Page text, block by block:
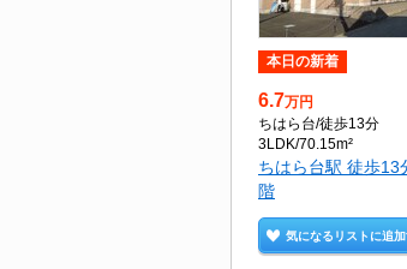
本日の新着
6.7万円
ちはら台/徒歩13分
3LDK/70.15m²
ちはら台駅 徒歩13
階
気になるリストに追加